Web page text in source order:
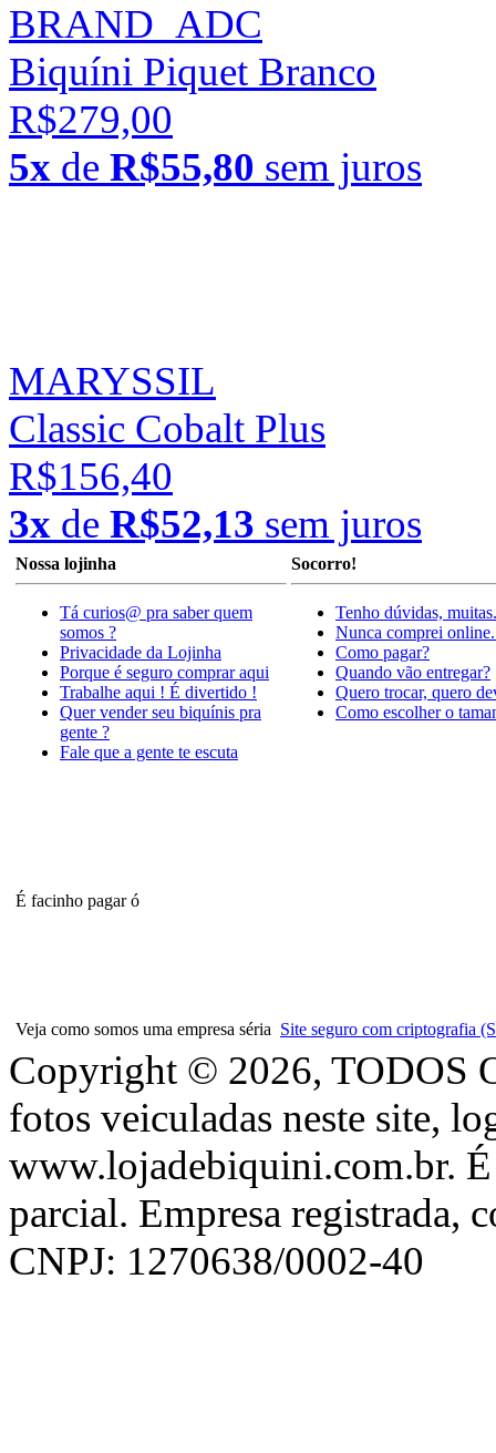
BRAND_ADC
Biquíni Piquet Branco
R$279,00
5x de R$55,80 sem juros
MARYSSIL
Classic Cobalt Plus
R$156,40
3x de R$52,13 sem juros
Nossa lojinha
Tá curios@ pra saber quem
somos ?
Privacidade da Lojinha
Porque é seguro comprar aqui
Trabalhe aqui ! É divertido !
Quer vender seu biquínis pra
gente ?
Fale que a gente te escuta
Socorro!
Tenho dúvidas, muitas.
Nunca comprei online.
Como pagar?
Quando vão entregar?
Quero trocar, quero
Como escolher o
É facinho pagar ó
Veja como somos uma empresa séria Site seguro com criptografia
Copyright © 2026, TODOS
fotos veiculadas neste site,
www.lojadebiquini.com.br. É
parcial. Empresa registrada,
CNPJ: 1270638/0002-40